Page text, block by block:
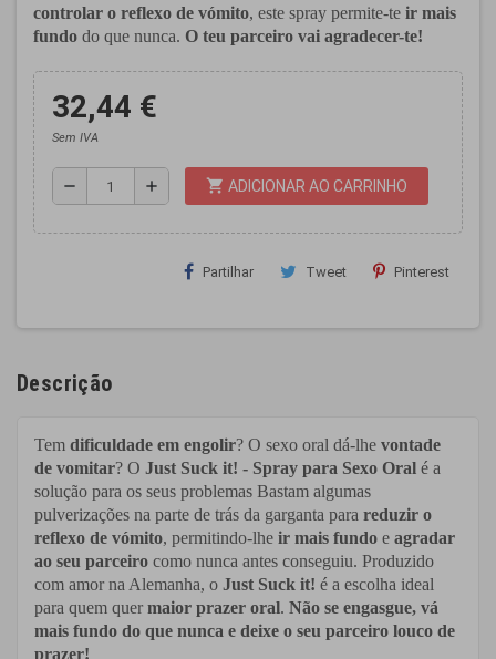
controlar o reflexo de vómito, este spray permite-te ir mais
fundo do que nunca. O teu parceiro vai agradecer-te!
32,44 €
Sem IVA
remove add shopping_cart ADICIONAR AO CARRINHO
Partilhar Tweet Pinterest
Descrição
Tem dificuldade em engolir? O sexo oral dá-lhe vontade
de vomitar? O Just Suck it! - Spray para Sexo Oral é a
solução para os seus problemas Bastam algumas
pulverizações na parte de trás da garganta para reduzir o
reflexo de vómito, permitindo-lhe ir mais fundo e agradar
ao seu parceiro como nunca antes conseguiu. Produzido
com amor na Alemanha, o Just Suck it! é a escolha ideal
para quem quer maior prazer oral. Não se engasgue, vá
mais fundo do que nunca e deixe o seu parceiro louco de
prazer!